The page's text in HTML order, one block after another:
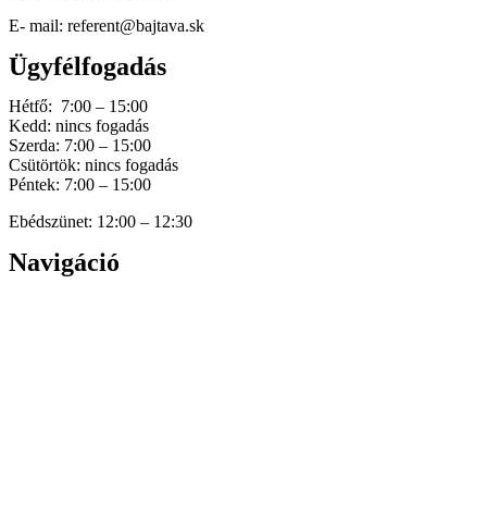
E- mail: referent@bajtava.sk
Ügyfélfogadás
Hétfő: 7:00 – 15:00
Kedd: nincs fogadás
Szerda: 7:00 – 15:00
Csütörtök: nincs fogadás
Péntek: 7:00 – 15:00
Ebédszünet: 12:00 – 12:30
Navigáció